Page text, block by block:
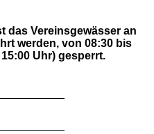
das Vereinsgewässer an
werden, von 08:30 bis
Uhr) gesperrt.